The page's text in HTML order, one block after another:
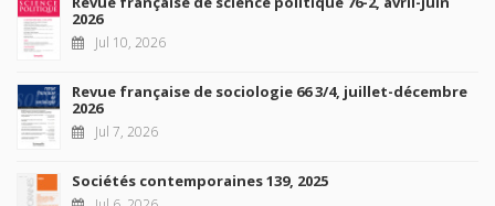
2026
Jul 10, 2026
Revue française de sociologie 66 3/4, juillet-décembre
2026
Jul 7, 2026
Sociétés contemporaines 139, 2025